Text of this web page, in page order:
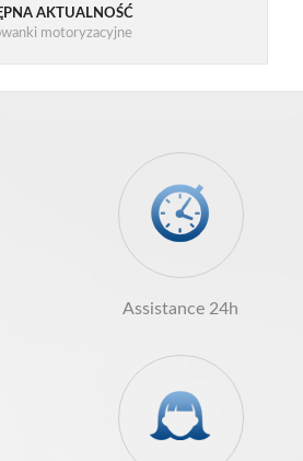
AKTUALNOŚĆ
motoryzacyjne
Assistance 24h